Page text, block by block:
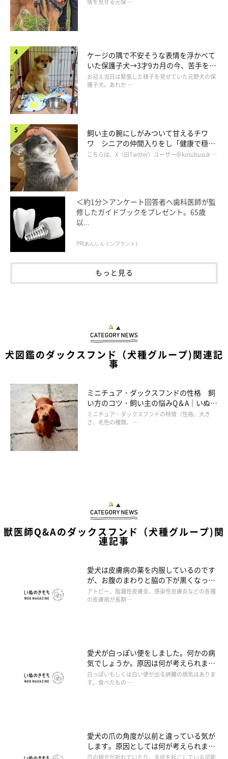
情を見せる元保 …
ケージの隅で不安そうな表情を浮かべて
いた保護子犬→3才9カ月の今、苦手を克
服し頼もしいコに成長！
お迎え当日は緊張した様子を見せていた元野犬の保
護子犬。あれか …
飼い主の腕にしがみついて甘えるチワ
ワ シニアの仲間入りをし「健康で穏や
かな暮らしが続いてほしい」と願う
こちらは、X（旧Twitter）ユーザー＠kotubusuk …
＜約1分＞アンケート回答者へ歯科医師が監
修したガイドブックをプレゼント。65歳
以...
PR(あんしんインプラント)
もっと見る
犬図鑑のダックスフンド（犬種グループ)関連記
事
ミニチュア・ダックスフンドの性格 飼
い方のコツ・飼い主の悩みQ＆A｜いぬの
きもち 犬図鑑
ミニチュア・ダックスフンドの特徴（性格、大き
さ、毛色の種類、 …
獣医師Q&Aのダックスフンド（犬種グループ)関
連記事
愛犬は皮膚病の薬を内服しているのです
が、お腹のまわりと脇の下が黒くなって
きました。薬が合っていないのでしょう
か。
アトピー、脂漏性皮膚炎、感染性皮膚炎などの各種
の皮膚病が長期 …
愛犬が白っぽい便をしました。何かの病
気でしょうか。原因は何が考えられます
か。
白っぽいもしくは白い便が出る膵臓の病気はありま
す。食べたもの …
愛犬の爪の角度が以前と違っている気が
します。原因としては何が考えられます
か。
爪の根元が折れていたり、炎症を起こしている可能